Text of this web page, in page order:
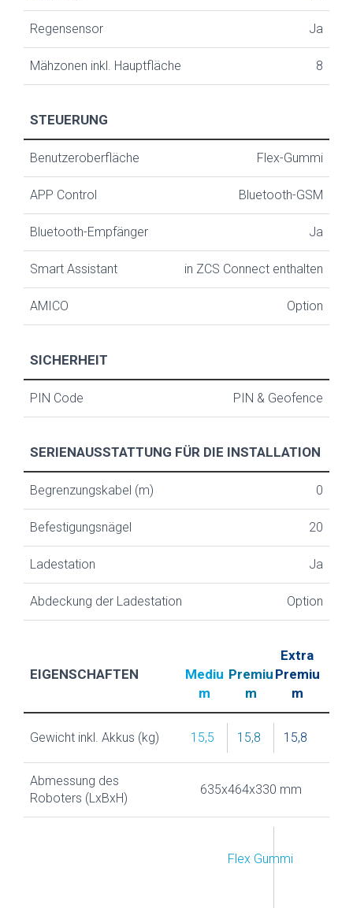
Regensensor Ja
Mähzonen inkl. Hauptfläche 8
STEUERUNG
Benutzeroberfläche Flex-Gummi
APP Control Bluetooth-GSM
Bluetooth-Empfänger Ja
Smart Assistant in ZCS Connect enthalten
AMICO Option
SICHERHEIT
PIN Code PIN & Geofence
SERIENAUSSTATTUNG FÜR DIE INSTALLATION
Begrenzungskabel (m) 0
Befestigungsnägel 20
Ladestation Ja
Abdeckung der Ladestation Option
EIGENSCHAFTEN
Mediu
m
Premiu
m
Extra
Premiu
m
Gewicht inkl. Akkus (kg) 15,5 15,8 15,8
Abmessung des
Roboters (LxBxH)
635x464x330 mm
Flex Gummi